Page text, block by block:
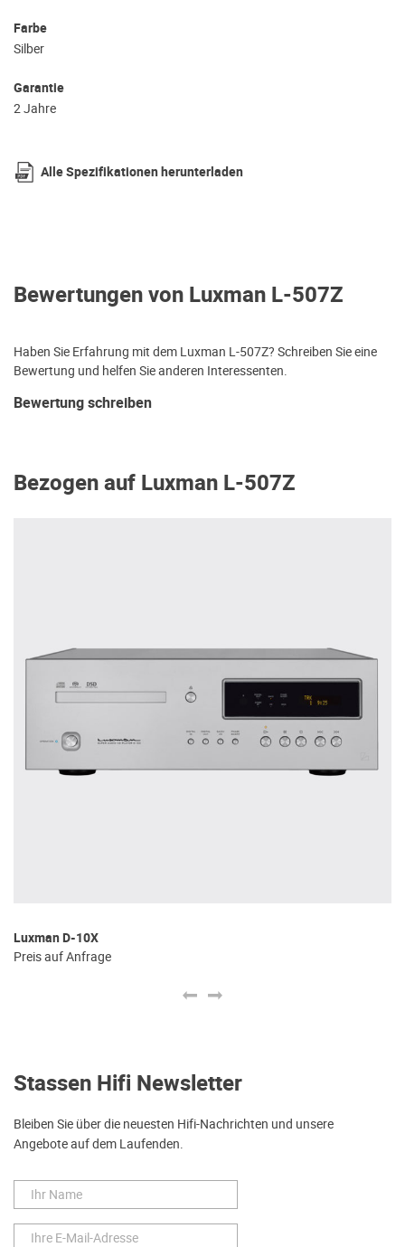
Farbe
Silber
Garantie
2 Jahre
Alle Spezifikationen herunterladen
Bewertungen von Luxman L-507Z
Haben Sie Erfahrung mit dem Luxman L-507Z? Schreiben Sie eine
Bewertung und helfen Sie anderen Interessenten.
Bewertung schreiben
Bezogen auf Luxman L-507Z
Luxman D-10X
Preis auf Anfrage
Stassen Hifi Newsletter
Bleiben Sie über die neuesten Hifi-Nachrichten und unsere
Angebote auf dem Laufenden.